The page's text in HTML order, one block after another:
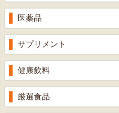
補酵素のちから
くろ酢
りんご酢
ざくろ酢
梅酢
医薬品
風邪薬
胃腸薬
整腸薬
解熱鎮痛剤
サプリメント
ウコン
乳酸菌
ローヤルゼリー
健康飲料
健康茶
厳選食品